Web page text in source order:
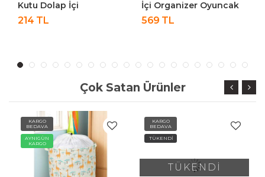
Kutu Dolap İçi
Organizer Oyuncak
214 TL
İçi Organizer Oyuncak
Kutusu Eşya Çamaşır
569 TL
Çok Satan Ürünler
KARGO
BEDAVA
AYNIGÜN
KARGO
KARGO
BEDAVA
TÜKENDİ
TÜKENDİ